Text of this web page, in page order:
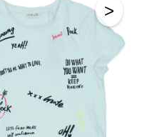
>